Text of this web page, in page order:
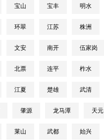
宝山 宝丰 明水
环翠 江苏 株洲
文安 南开 伍家岗
北票 连平 柞水
江夏 楚雄 武清
肇源 龙马潭 天元
莱山 武都 始兴